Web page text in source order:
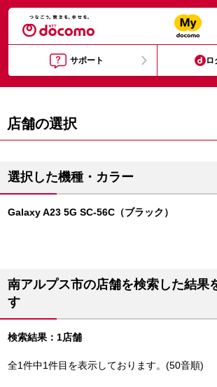
サポート ロ
店舗の選択
選択した機種・カラー
Galaxy A23 5G SC-56C（ブラック）
南アルプス市の店舗を検索した結果
す
検索結果：1店舗
全1件中1件目を表示しております。(50音順)